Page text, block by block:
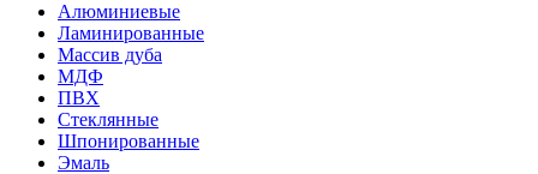
Алюминиевые
Ламинированные
Массив дуба
МДФ
ПВХ
Стеклянные
Шпонированные
Эмаль